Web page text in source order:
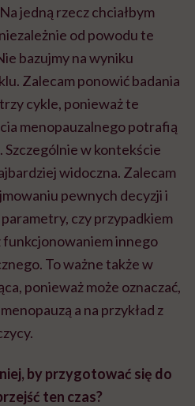
jedną rzecz chciałbym
od powodu te
bazujmy na wyniku
Zalecam ponowić badania
cykle, ponieważ te
menopauzalnego potrafią
w kontekście
widoczna. Zalecam
pewnych decyzji i
czy przypadkiem
funkcjonowaniem innego
To ważne także w
ponieważ może oznaczać,
a na przykład z
by przygotować się do
ten czas?